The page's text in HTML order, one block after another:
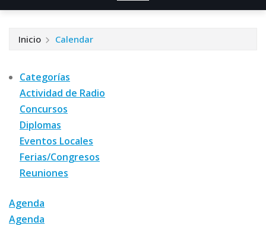
Inicio Calendar
Categorías
Actividad de Radio
Concursos
Diplomas
Eventos Locales
Ferias/Congresos
Reuniones
Agenda
Agenda